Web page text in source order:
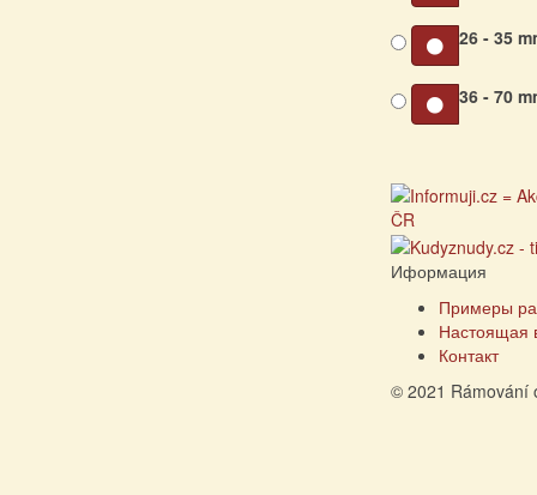
26 - 35
36 - 70
Иформация
Примеры
Настоящая
Контакт
© 2021 Rámování